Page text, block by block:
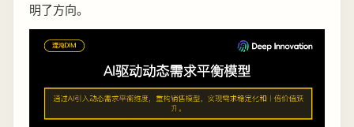
明了方向。